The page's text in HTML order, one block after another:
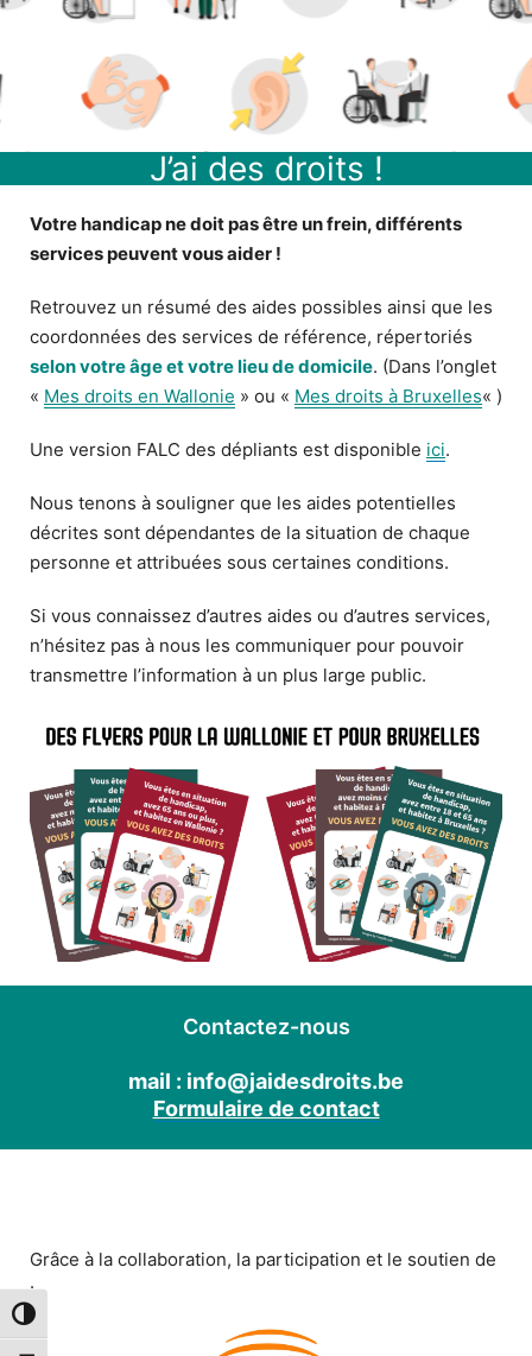
Passer en contraste élevé
J’ai des droits !
Votre handicap ne doit pas être un frein, différents
services peuvent vous aider !
Retrouvez un résumé des aides possibles ainsi que les
coordonnées des services de référence, répertoriés
selon votre âge et votre lieu de domicile. (Dans l’onglet
« Mes droits en Wallonie » ou « Mes droits à Bruxelles« )
Une version FALC des dépliants est disponible ici.
Nous tenons à souligner que les aides potentielles
décrites sont dépendantes de la situation de chaque
personne et attribuées sous certaines conditions.
Si vous connaissez d’autres aides ou d’autres services,
n’hésitez pas à nous les communiquer pour pouvoir
transmettre l’information à un plus large public.
Contactez-nous
mail : info@jaidesdroits.be
Formulaire de contact
Grâce à la collaboration, la participation et le soutien de
: